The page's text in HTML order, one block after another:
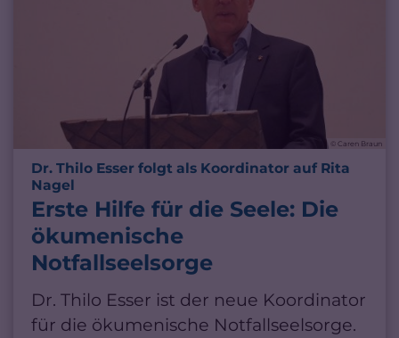
© Caren Braun
Dr. Thilo Esser folgt als Koordinator auf Rita
Nagel
Erste Hilfe für die Seele: Die
ökumenische
Notfallseelsorge
Dr. Thilo Esser ist der neue Koordinator
für die ökumenische Notfallseelsorge.